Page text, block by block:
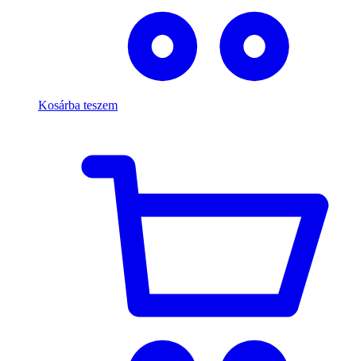
Kosárba teszem